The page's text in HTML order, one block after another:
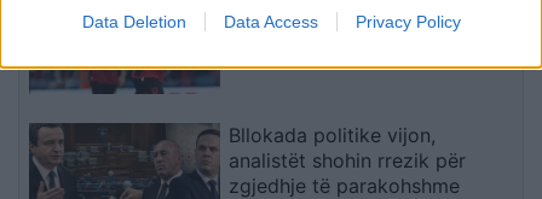
Data Deletion Data Access Privacy Policy
Bodrumspor, kalimi te
Kayserispor ndez rivalitetin
turk
Bllokada politike vijon,
analistët shohin rrezik për
zgjedhje të parakohshme